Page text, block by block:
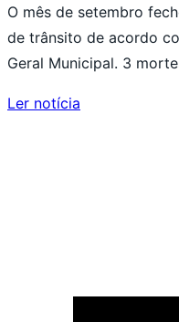
O mês de setembro
de trânsito de acordo
Geral Municipal. 3
Ler notícia